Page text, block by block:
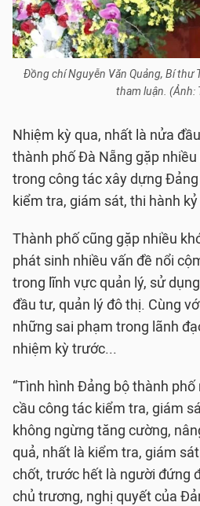
Đồng chí Nguyễn Văn Quảng, Bí thư
tham luận. (Ảnh:
Nhiệm kỳ qua, nhất là nửa
thành phố Đà Nẵng gặp
trong công tác xây dựng
kiểm tra, giám sát, thi hành
Thành phố cũng gặp nhiều
phát sinh nhiều vấn đề nổi
trong lĩnh vực quản lý, sử
đầu tư, quản lý đô thị. Cùng
những sai phạm trong lãnh
nhiệm kỳ trước...
“Tình hình Đảng bộ thành
cầu công tác kiểm tra, giám
không ngừng tăng cường,
quả, nhất là kiểm tra, giám
chốt, trước hết là người đứng
chủ trương, nghị quyết của